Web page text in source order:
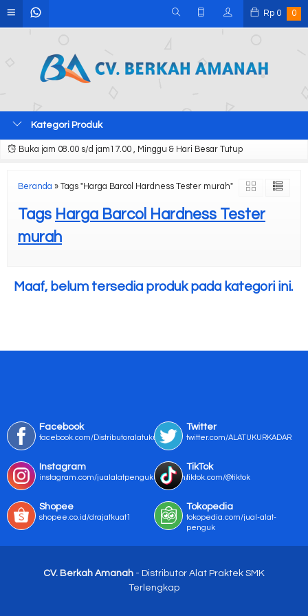
Rp 0 0
Kategori Produk
Buka jam 08.00 s/d jam17.00 , Minggu & Hari Besar Tutup
Beranda » Tags "Harga Barcol Hardness Tester murah"
Tags Harga Barcol Hardness Tester
murah
Maaf, belum tersedia produk pada kategori ini.
Facebook
facebook.com/Distributoralatukur
Twitter
twitter.com/ALATUKURKADAR
Instagram
instagram.com/jualalatpengukurmurah/
TikTok
tiktok.com/@tiktok
Shopee
shopee.co.id/drajatkuat1
Tokopedia
tokopedia.com/jual-alat-
penguk
CV. Berkah Amanah - Distributor Alat Praktek SMK
Terlengkap